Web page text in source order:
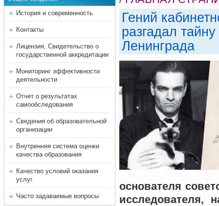
История и современность
Контакты
Лицензия, Свидетельство о
государственной аккредитации
Мониторинг эффективности
деятельности
Отчет о результатах
самообследования
Сведения об образовательной
организации
Внутренняя система оценки
качества образования
Качество условий оказания
услуг
Часто задаваемые вопросы
Гений
разгадал
Ленинграда
основателя
исследователя,